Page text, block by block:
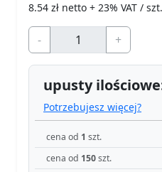
8.54 zł netto + 23% VAT / szt.
- +
upusty
Potrzebujesz więcej?
cena od 1 szt.
cena od 150szt.